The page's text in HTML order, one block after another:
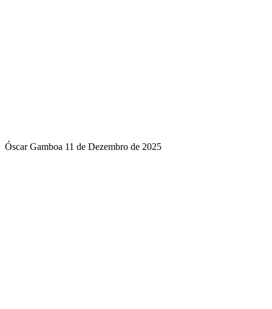
Óscar Gamboa 11 de Dezembro de 2025